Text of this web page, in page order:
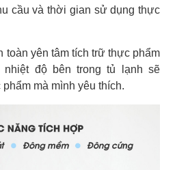
cầu và thời gian sử dụng thực
toàn yên tâm tích trữ thực phẩm
độ bên trong tủ lạnh sẽ
mà mình yêu thích.